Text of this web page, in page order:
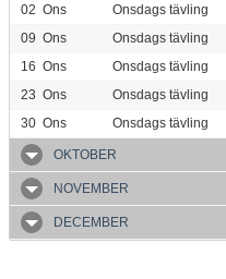
02 Ons
Onsdags tävling
09 Ons
Onsdags tävling
16 Ons
Onsdags tävling
23 Ons
Onsdags tävling
30 Ons Onsdags tävling
OKTOBER
NOVEMBER
DECEMBER